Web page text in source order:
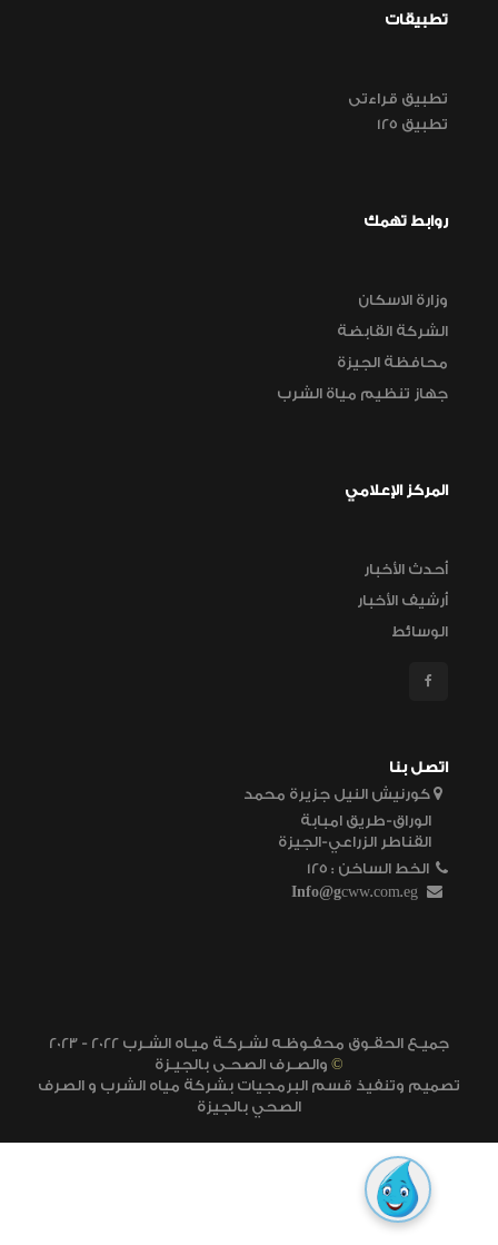
تطبيقات
تطبيق قراءتى
تطبيق 125
روابط تهمك
وزارة الاسكان
الشركة القابضة
محافظة الجيزة
جهاز تنظيم مياة الشرب
المركز الإعلامي
أحدث الأخبار
أرشيف الأخبار
الوسائط
اتصل بنا
الوراق-طريق امبابة
القناطر الزراعي-الجيزة
125 : الخط الساخن
Info@gcww.com.eg
2023 - 2022 جميـع الحقـوق محفـوظـه لشـركـة ميـاه الشـرب
©
تصميم وتنفيذ قسم البرمجيات بشركة مياه الشرب و الصرف
الصحي بالجيزة